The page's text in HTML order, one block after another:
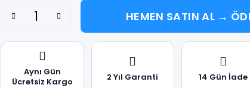
HEMEN SATIN AL →
Aynı Gün
Ücretsiz Kargo
2 Yıl Garanti 14 Gün İade